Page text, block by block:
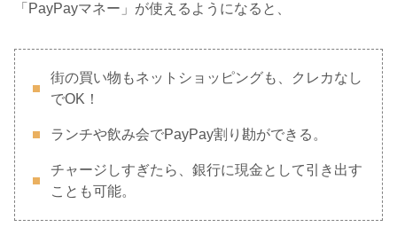
「PayPayマネー」が使えるようになると、
街の買い物もネットショッピングも、クレカなし
でOK！
ランチや飲み会でPayPay割り勘ができる。
チャージしすぎたら、銀行に現金として引き出す
ことも可能。